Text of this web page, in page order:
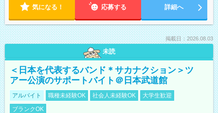
気になる！ 応募する 詳細へ
掲載日：2026.08.03
未読
＜日本を代表するバンド＊サカナクション＞ツ
アー公演のサポートバイト＠日本武道館
アルバイト 職種未経験OK 社会人未経験OK
大学生歓迎
ブランクOK